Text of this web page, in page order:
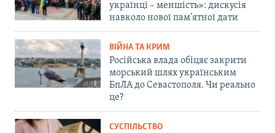
українці – меншість»: дискусія
навколо нової пам'ятної дати
ВІЙНА ТА КРИМ
Російська влада обіцяє закрити
морський шлях українським
БпЛА до Севастополя. Чи реально
це?
СУСПІЛЬСТВО